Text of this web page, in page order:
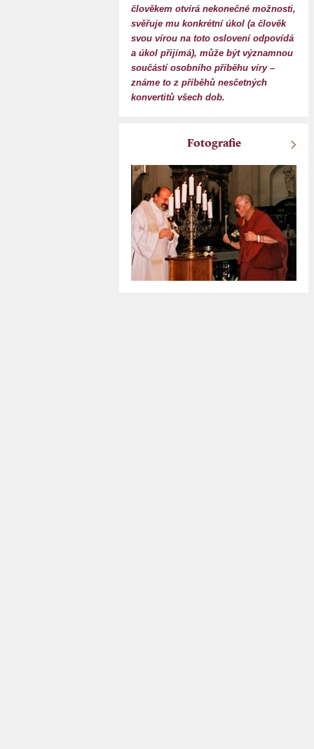
člověkem otvírá nekonečné možnosti,
svěřuje mu konkrétní úkol (a člověk
svou vírou na toto oslovení odpovídá
a úkol přijímá), může být významnou
součástí osobního příběhu víry –
známe to z příběhů nesčetných
konvertitů všech dob.
Fotografie